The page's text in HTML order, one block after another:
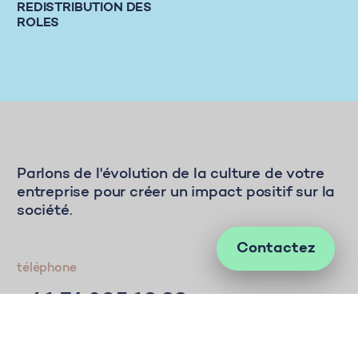
Contactez
REDISTRIBUTION DES
ROLES
Parlons de l'évolution de la culture de votre
entreprise pour créer un impact positif sur la
société.
téléphone